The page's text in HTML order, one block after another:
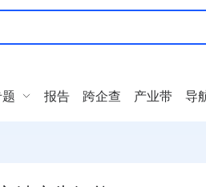
报告 跨企查 产业带 导